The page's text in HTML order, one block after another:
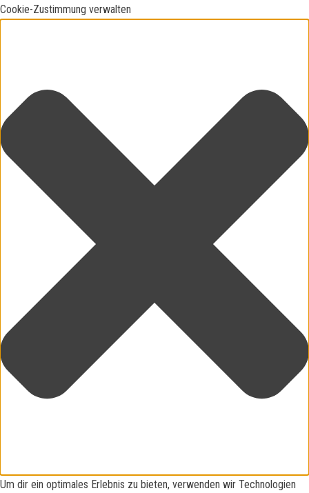
Cookie-Zustimmung verwalten
Um dir ein optimales Erlebnis zu bieten, verwenden wir Technologien